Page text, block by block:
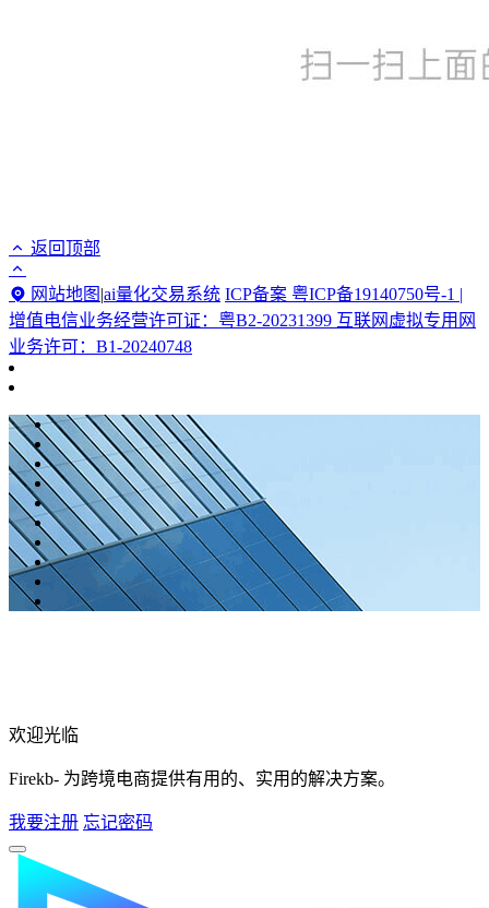
返回顶部
网站地图 |ai量化交易系统 ICP备案 粤ICP备19140750号-1 |
增值电信业务经营许可证：粤B2-20231399 互联网虚拟专用网
业务许可：B1-20240748
欢迎光临
Firekb- 为跨境电商提供有用的、实用的解决方案。
我要注册 忘记密码